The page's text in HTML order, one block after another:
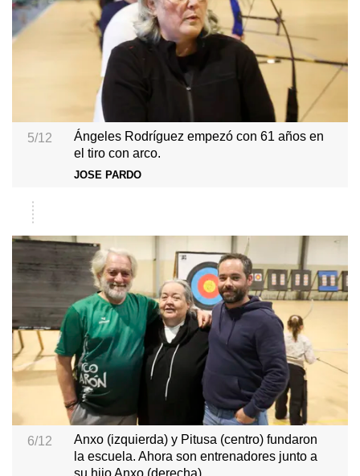
5/12
Ángeles Rodríguez empezó con 61 años en
el tiro con arco.
JOSE PARDO
6/12
Anxo (izquierda) y Pitusa (centro) fundaron
la escuela. Ahora son entrenadores junto a
su hijo Anxo (derecha).